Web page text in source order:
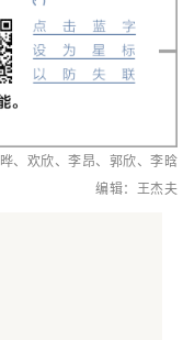
、欢欣、李昂、郭欣、李晗
编辑：王杰夫